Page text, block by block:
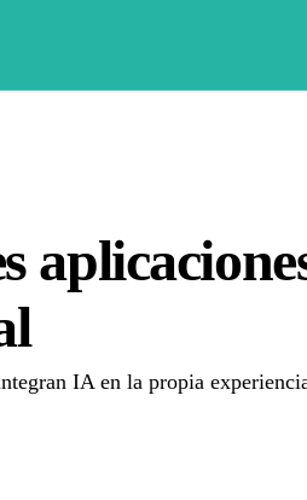
IA en la propia